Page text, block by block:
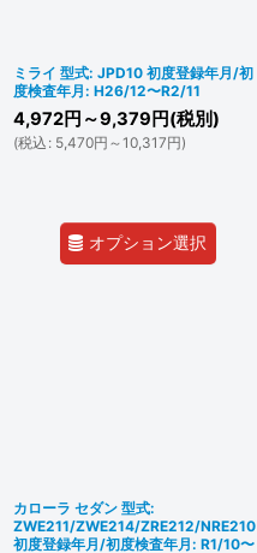
ミライ 型式: JPD10 初度登録年月/初
度検査年月: H26/12〜R2/11
4,972円 ～9,379 円(税別)
(税込 : 5,470円 ～10,317円)
オプション選択
カローラ セダン 型式:
ZWE211/ZWE214/ZRE212/NRE210
初度登録年月/初度検査年月: R1/10〜